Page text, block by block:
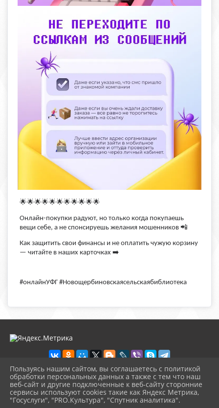
🌟🌟🌟🌟🌟🌟🌟🌟🌟🌟🌟
Онлайн-покупки радуют, но только когда покупаешь
вещи себе, а не спонсируешь желания мошенников 📲
Как защитить свои финансы и не оплатить чужую корзину
— читайте в наших карточках ➡
#онлайнУФГ #Новощербиновскаясельскаябиблиотека
2026 г. novosb.sherbok.ru
Вход
Карта сайта
Пользуясь нашим сайтом, вы соглашаетесь с политикой
обработки персональных данных а также с тем что наш
веб-сайт и другие подключенные к веб-сайту сторонние
сервисы используют cookies такие как Яндекс Метрика,
"Госуслуги", "PRO.Культура", "Спутник аналитика".